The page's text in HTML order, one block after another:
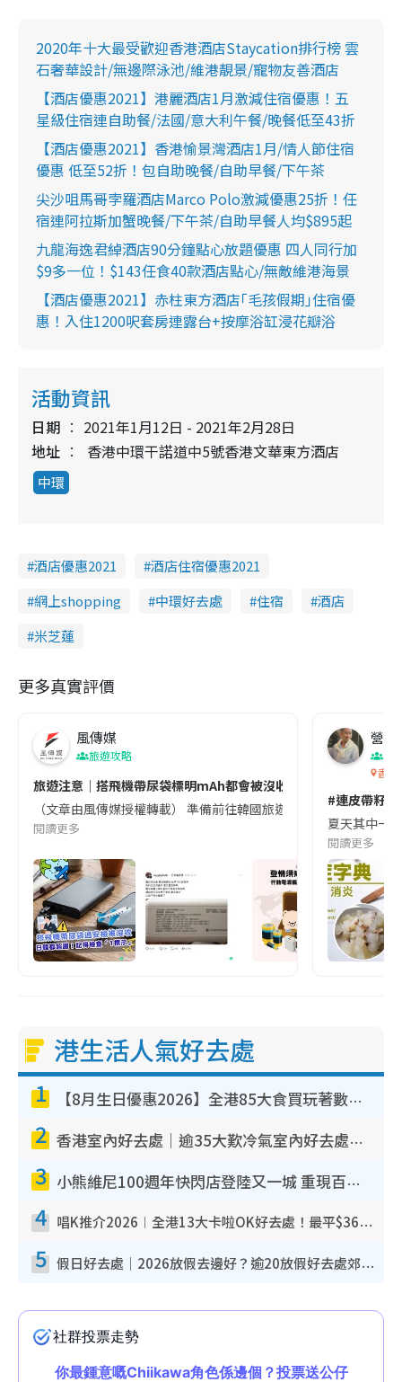
2020年十大最受歡迎香港酒店Staycation排行榜 雲
石奢華設計/無邊際泳池/維港靚景/寵物友善酒店
【酒店優惠2021】港麗酒店1月激減住宿優惠！五
星級住宿連自助餐/法國/意大利午餐/晚餐低至43折
【酒店優惠2021】香港愉景灣酒店1月/情人節住宿
優惠 低至52折！包自助晚餐/自助早餐/下午茶
尖沙咀馬哥孛羅酒店Marco Polo激減優惠25折！任
宿連阿拉斯加蟹晚餐/下午茶/自助早餐人均$895起
九龍海逸君綽酒店90分鐘點心放題優惠 四人同行加
$9多一位！$143任食40款酒店點心/無敵維港海景
【酒店優惠2021】赤柱東方酒店｢毛孩假期｣住宿優
惠！入住1200呎套房連露台+按摩浴缸浸花瓣浴
活動資訊
日期
2021年1月12日 - 2021年2月28日
地址
香港中環干諾道中5號香港文華東方酒店
中環
酒店優惠2021
酒店住宿優惠2021
網上shopping
中環好去處 住宿
酒店
米芝蓮
更多真實評價
風傳媒
旅遊攻略
旅遊注意｜搭飛機帶尿袋標明mAh都會被沒收😱出發前切記檢查
（文章由風傳媒授權轉載） 準備前往韓國旅遊的民眾，近期要
閱讀更多
營養
香港
#連皮帶籽
夏天其中一
閱讀更多
港生活人氣好去處
1 【8月生日優惠2026】全港85大食買玩著數攻略 自助餐/火鍋放題同行免費＋誠品/DONKI送現金券
2 香港室內好去處｜逾35大歎冷氣室內好去處推介 室內活動免費避雨無懼落雨
3 小熊維尼100週年快閃店登陸又一城 重現百畝森林經典場景／獨家限定盲盒登場／專屬DIY香水
4 唱K推介2026︱全港13大卡啦OK好去處！最平$36起 日文K都有！(附地址+收費詳情)
5 假日好去處｜2026放假去邊好？逾20放假好去處郊外/秘景 休閒半日或一日遊